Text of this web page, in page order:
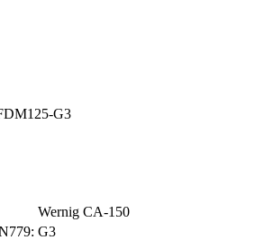
G3
Wernig CA-150
G3